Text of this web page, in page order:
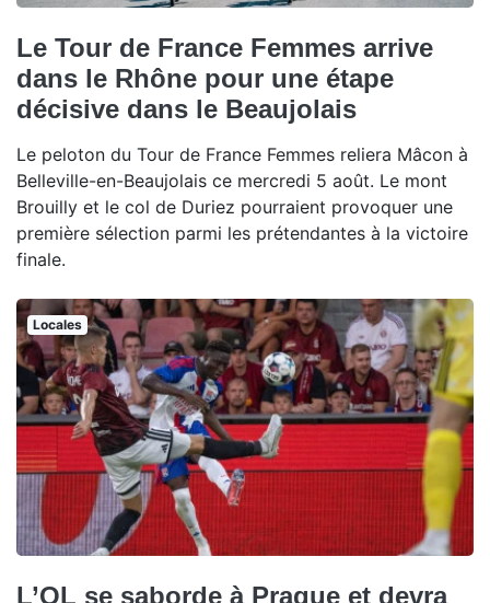
Le Tour de France Femmes arrive
dans le Rhône pour une étape
décisive dans le Beaujolais
Le peloton du Tour de France Femmes reliera Mâcon à
Belleville-en-Beaujolais ce mercredi 5 août. Le mont
Brouilly et le col de Duriez pourraient provoquer une
première sélection parmi les prétendantes à la victoire
finale.
Locales
L’OL se saborde à Prague et devra